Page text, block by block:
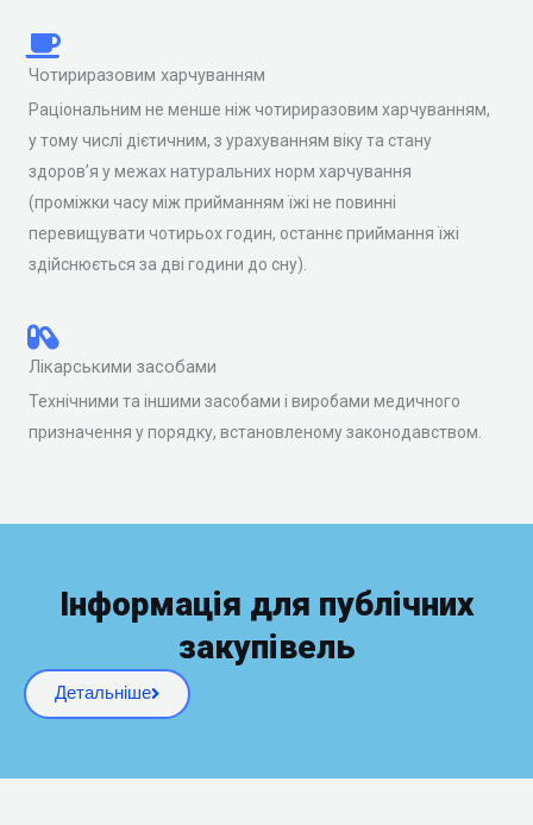
Чотириразовим харчуванням
Раціональним не менше ніж чотириразовим харчуванням,
у тому числі дієтичним, з урахуванням віку та стану
здоров’я у межах натуральних норм харчування
(проміжки часу між прийманням їжі не повинні
перевищувати чотирьох годин, останнє приймання їжі
здійснюється за дві години до сну).
Лікарськими засобами
Технічними та іншими засобами і виробами медичного
призначення у порядку, встановленому законодавством.
Інформація для публічних
закупівель
Детальніше